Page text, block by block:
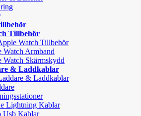
Tillbehör
Watch Tillbehör
Watch Armband
Watch Skärmskydd
& Laddkablar
& Laddkablar
Lightning Kablar
Usb Kablar